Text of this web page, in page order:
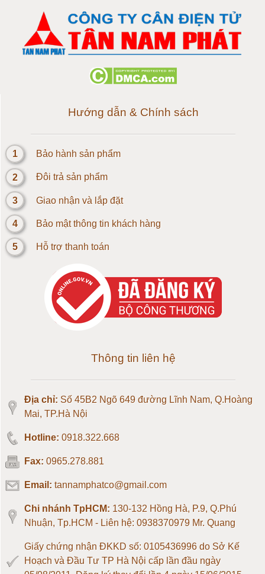
Cân điện tử 150 tấn
Loadcell 300g
Cảm biến Loadcell 2kg
Loadcell 3kg
Loadcell 5kg
Loadcell 10kg
Loadcell 20kg
Loadcell 30kg
Loadcell 50kg
Loadcell 150kg
Loadcell 200kg
Loadcell 300kg
Loadcell 1 tấn
Loadcell 3 tấn
Hướng dẫn & Chính sách
1 Bảo hành sản phẩm
2 Đôi trả sản phẩm
3 Giao nhận và lắp đặt
4 Bảo mật thông tin khách hàng
5 Hỗ trợ thanh toán
Thông tin liên hệ
Địa chỉ: Số 45B2 Ngõ 649 đường Lĩnh Nam, Q.Hoàng
Mai, TP.Hà Nội
Hotline: 0918.322.668
Fax: 0965.278.881
Email: tannamphatco@gmail.com
Chi nhánh TpHCM: 130-132 Hồng Hà, P.9, Q.Phú
Nhuận, Tp.HCM - Liên hệ: 0938370979 Mr. Quang
Giấy chứng nhận ĐKKD số: 0105436996 do Sở Kế
Hoạch và Đầu Tư TP Hà Nội cấp lần đầu ngày